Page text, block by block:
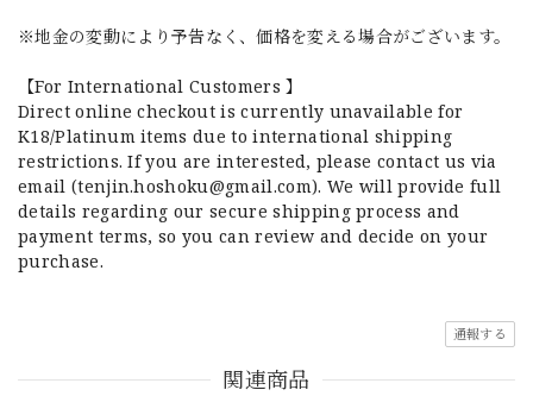
※地金の変動により予告なく、価格を変える場合がございます。
【For International Customers 】
Direct online checkout is currently unavailable for
K18/Platinum items due to international shipping
restrictions. If you are interested, please contact us via
email (tenjin.hoshoku@gmail.com). We will provide full
details regarding our secure shipping process and
payment terms, so you can review and decide on your
purchase.
通報する
関連商品